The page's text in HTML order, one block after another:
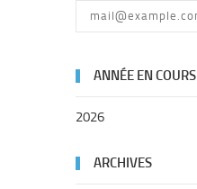
ANNÉE EN COURS
2026
ARCHIVES